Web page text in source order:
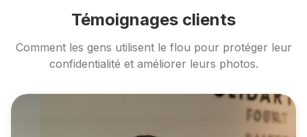
Témoignages clients
Comment les gens utilisent le flou pour protéger leur
confidentialité et améliorer leurs photos.